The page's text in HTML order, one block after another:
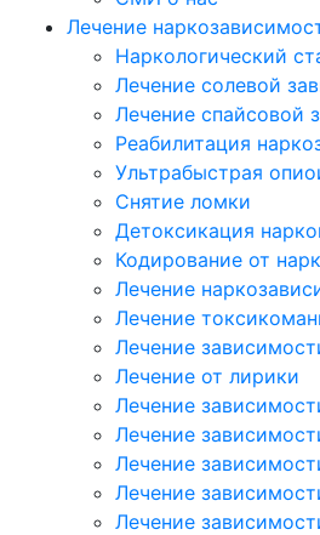
Лечение
Наркологический
Лечение солевой
Лечение спайсовой
Реабилитация
Ультрабыстрая
Снятие ломки
Детоксикация
Кодирование от
Лечение
Лечение
Лечение
Лечение от лирики
Лечение
Лечение
Лечение
Лечение
Лечение